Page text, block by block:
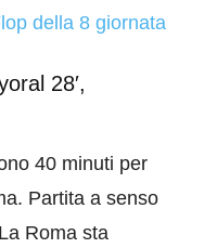
28′,
40 minuti per
Partita a senso
Roma sta